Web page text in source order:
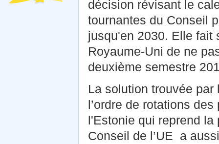
décision révisant le
tournantes du Conseil
jusqu'en 2030. Elle fait
Royaume-Uni de ne
deuxième semestre
La solution trouvée
l’ordre de rotations
l'Estonie qui reprend
Conseil de l’UE a